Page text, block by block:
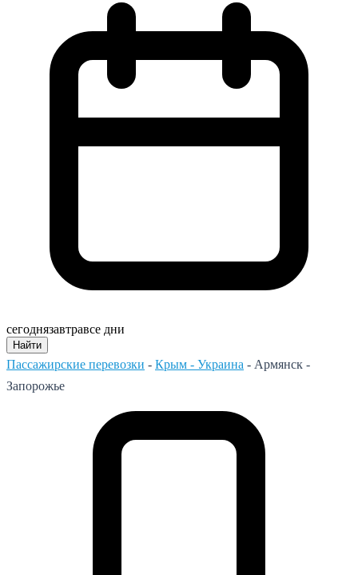
сегоднязавтравсе дни
Найти
Пассажирские перевозки - Крым - Украина - Армянск -
Запорожье